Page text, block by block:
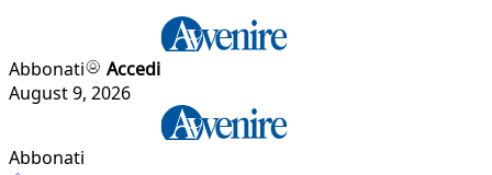
Abbonati
Accedi
August 9, 2026
Abbonati